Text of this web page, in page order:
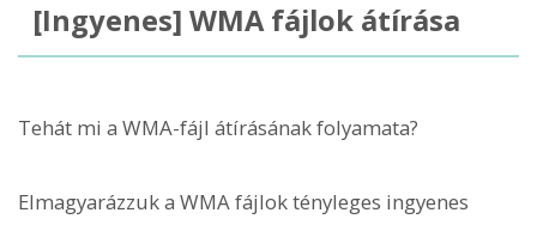
[Ingyenes] WMA fájlok átírása
Tehát mi a WMA-fájl átírásának folyamata?
Elmagyarázzuk a WMA fájlok tényleges ingyenes